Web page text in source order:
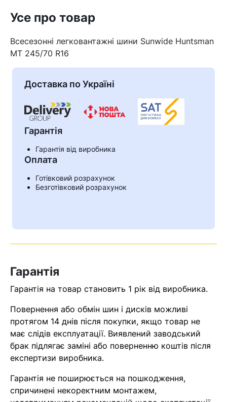
Кошик
Ваш номер надіслано.
Усе про товар
Всесезонні легковантажні шини Sunwide Huntsman
MT 245/70 R16
Доставка по Україні
Гарантія
Гарантія від виробника
Оплата
Готівковий розрахунок
Безготівковий розрахунок
Гарантія
Гарантія на товар становить 1 рік від виробника.
Повернення або обмін шин і дисків можливі
протягом 14 днів після покупки, якщо товар не
має слідів експлуатації. Виявлений заводський
брак підлягає заміні або поверненню коштів після
експертизи виробника.
Гарантія не поширюється на пошкодження,
спричинені некоректним монтажем,